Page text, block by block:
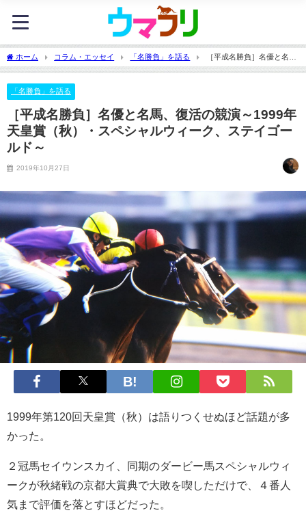
ホーム コラム・エッセイ 「名勝負」を語る
［平成名勝負］名優と名
馬、復活の競演～1999年天皇賞（秋）・スペシャルウィーク、ステイゴールド～
「名勝負」を語る
［平成名勝負］名優と名馬、復活の競演～1999年
天皇賞（秋）・スペシャルウィーク、ステイゴー
ルド～
2019年10月27日
1999年第120回天皇賞（秋）は語りつくせぬほど話題が多
かった。
２冠馬セイウンスカイ、同期のダービー馬スペシャルウィ
ークが秋緒戦の京都大賞典で大敗を喫しただけで、４番人
気まで評価を落とすほどだった。